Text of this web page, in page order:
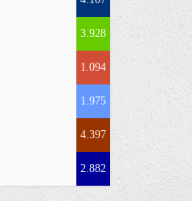
3.928
1.094
1.975
4.397
2.882